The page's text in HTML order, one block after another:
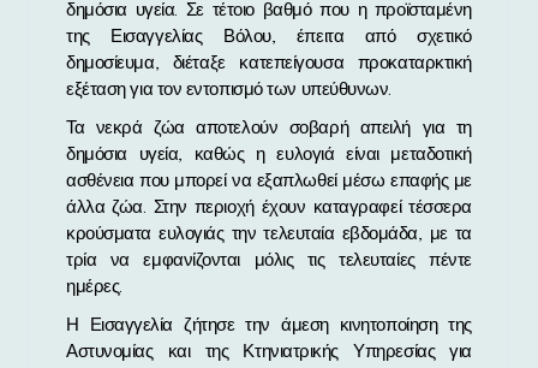
δημόσια υγεία. Σε τέτοιο βαθμό που η προϊσταμένη
της Εισαγγελίας Βόλου, έπειτα από σχετικό
δημοσίευμα, διέταξε κατεπείγουσα προκαταρκτική
εξέταση για τον εντοπισμό των υπεύθυνων.
Τα νεκρά ζώα αποτελούν σοβαρή απειλή για τη
δημόσια υγεία, καθώς η ευλογιά είναι μεταδοτική
ασθένεια που μπορεί να εξαπλωθεί μέσω επαφής με
άλλα ζώα. Στην περιοχή έχουν καταγραφεί τέσσερα
κρούσματα ευλογιάς την τελευταία εβδομάδα, με τα
τρία να εμφανίζονται μόλις τις τελευταίες πέντε
ημέρες.
Η Εισαγγελία ζήτησε την άμεση κινητοποίηση της
Αστυνομίας και της Κτηνιατρικής Υπηρεσίας για